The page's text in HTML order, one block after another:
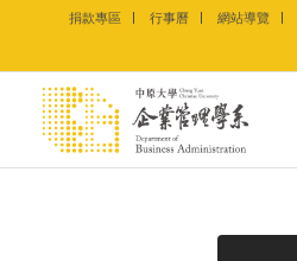
捐款專區 行事曆 網站導覽